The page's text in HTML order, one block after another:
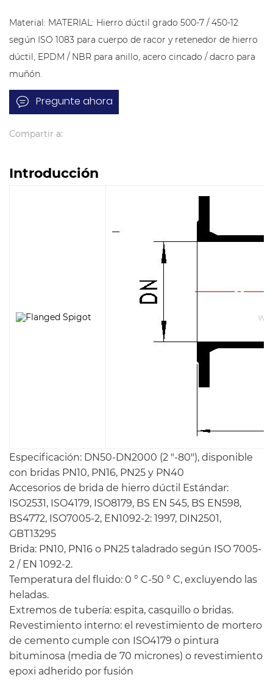
Material: MATERIAL: Hierro dúctil grado 500-7 / 450-12
según ISO 1083 para cuerpo de racor y retenedor de hierro
dúctil, EPDM / NBR para anillo, acero cincado / dacro para
muñón.
Pregunte ahora
Compartir a:
Introducción
Especificación: DN50-DN2000 (2 "-80"), disponible
con bridas PN10, PN16, PN25 y PN40
Accesorios de brida de hierro dúctil Estándar:
ISO2531, ISO4179, ISO8179, BS EN 545, BS EN598,
BS4772, ISO7005-2, EN1092-2: 1997, DIN2501,
GBT13295
Brida: PN10, PN16 o PN25 taladrado según ISO 7005-
2 / EN 1092-2.
Temperatura del fluido: 0 ° C-50 ° C, excluyendo las
heladas.
Extremos de tubería: espita, casquillo o bridas.
Revestimiento interno: el revestimiento de mortero
de cemento cumple con ISO4179 o pintura
bituminosa (media de 70 micrones) o revestimiento
epoxi adherido por fusión